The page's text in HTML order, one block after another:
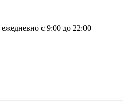
ежедневно с 9:00 до 22:00